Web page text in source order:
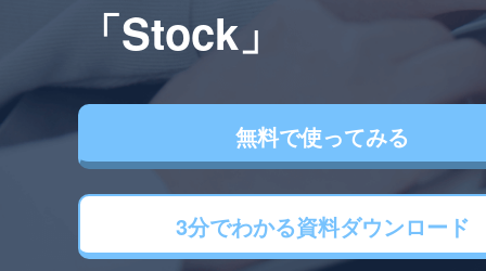
「Stock」
無料で使ってみる
3分でわかる資料ダウンロード